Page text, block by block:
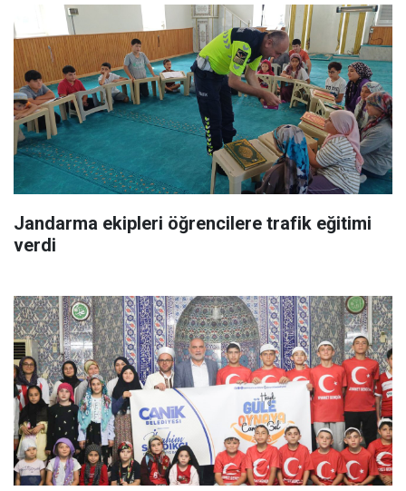
Jandarma ekipleri öğrencilere trafik eğitimi
verdi